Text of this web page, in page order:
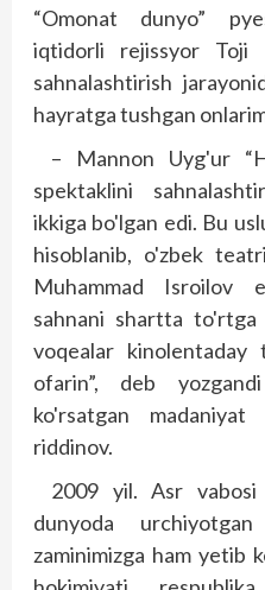
“Omonat dunyo”
iqtidorli rejissyor Toji
sahnalashtirish
hayratga tushgan
– Mannon Uyg'ur
spektaklini
ikkiga bo'lgan edi. Bu
hisoblanib, o'zbek
Muhammad Isroilov
sahnani shartta to'rtga
voqealar kinolentaday
ofarin”, deb
ko'rsatgan
riddinov.
2009 yil. Asr
dunyoda
zaminimizga ham yetib